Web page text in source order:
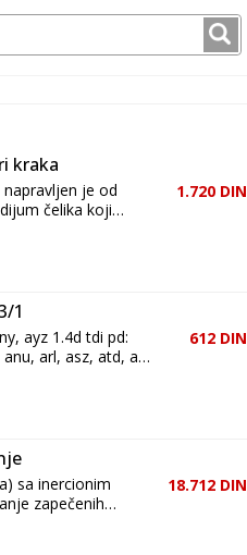
kraka
napravljen je od
čelika koji
1.720 DIN
1
ayz 1.4d tdi pd:
arl, asz, atd, atj,
bvk OEM brojevi:
23-059
t10050
612 DIN
sa inercionim
zapečenih
prostoru
18.712 DIN